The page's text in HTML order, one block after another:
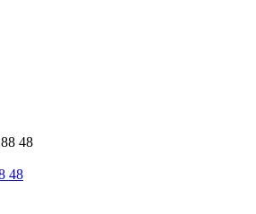
48
48